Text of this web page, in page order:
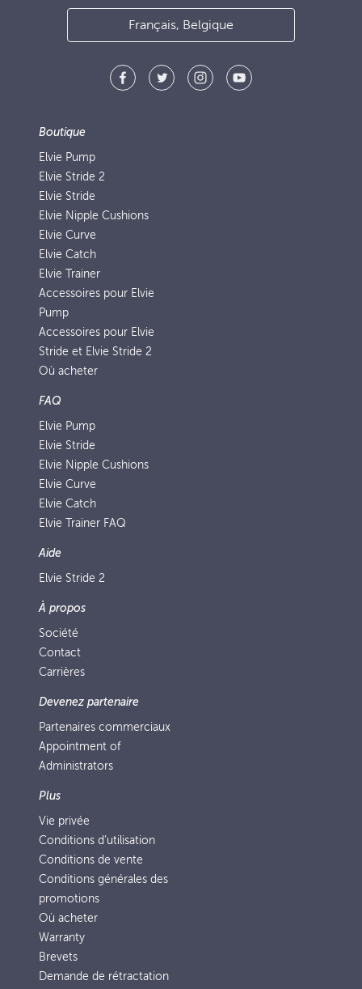
Français, Belgique
Boutique
Elvie Pump
Elvie Stride 2
Elvie Stride
Elvie Nipple Cushions
Elvie Curve
Elvie Catch
Elvie Trainer
Accessoires pour Elvie
Pump
Accessoires pour Elvie
Stride et Elvie Stride 2
Où acheter
FAQ
Elvie Pump
Elvie Stride
Elvie Nipple Cushions
Elvie Curve
Elvie Catch
Elvie Trainer FAQ
Aide
Elvie Stride 2
À propos
Société
Contact
Carrières
Devenez partenaire
Partenaires commerciaux
Appointment of
Administrators
Plus
Vie privée
Conditions d’utilisation
Conditions de vente
Conditions générales des
promotions
Où acheter
Warranty
Brevets
Demande de rétractation